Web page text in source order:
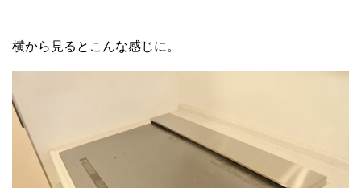
横から見るとこんな感じに。